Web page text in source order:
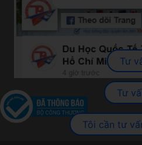
Tư
Tư
Tôi cần tư